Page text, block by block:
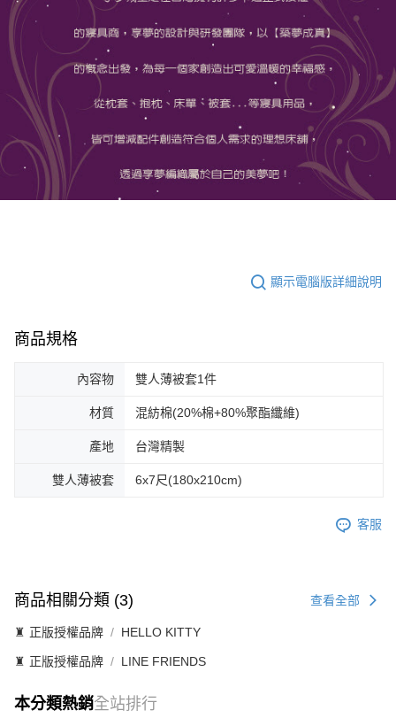
顯示電腦版詳細說明
商品規格
內容物 雙人薄被套1件
材質 混紡棉(20%棉+80%聚酯纖維)
產地 台灣精製
雙人薄被套 6x7尺(180x210cm)
客服
商品相關分類 (3) 查看全部
♜ 正版授權品牌 HELLO KITTY
♜ 正版授權品牌 LINE FRIENDS
本分類熱銷全站排行